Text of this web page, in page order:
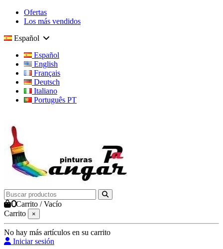
Ofertas
Los más vendidos
Español
Español
English
Français
Deutsch
Italiano
Português PT
0Carrito /Vacío
Carrito
×
No hay más artículos en su carrito
Iniciar sesión